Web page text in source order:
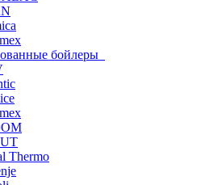
бойлеры
Thermo